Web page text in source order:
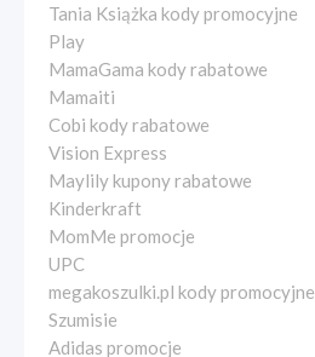
Tania Książka kody promocyjne
Play
MamaGama kody rabatowe
Mamaiti
Cobi kody rabatowe
Vision Express
Maylily kupony rabatowe
Kinderkraft
MomMe promocje
UPC
megakoszulki.pl kody promocyjne
Szumisie
Adidas promocje